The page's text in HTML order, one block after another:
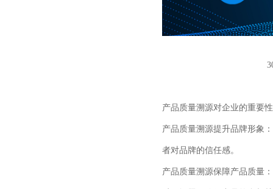
产品质量溯源对企业的重要
产品质量溯源提升品牌形象
者对品牌的信任感。
产品质量溯源保障产品质量